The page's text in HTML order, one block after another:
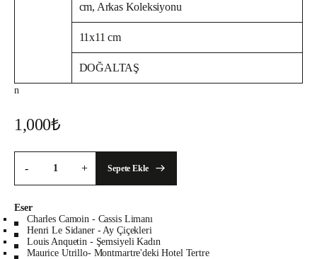
cm, Arkas Koleksiyonu
11x11 cm
DOĞALTAŞ
n
1,000₺
- + Sepete Ekle
Eser
Charles Camoin - Cassis Limanı
Henri Le Sidaner - Ay Çiçekleri
Louis Anquetin - Şemsiyeli Kadın
Maurice Utrillo- Montmartre'deki Hotel Tertre